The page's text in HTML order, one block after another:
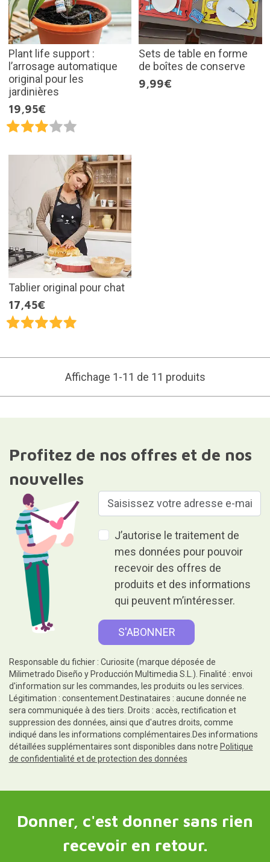
Plant life support :
l’arrosage automatique
original pour les
jardinières
19,95€
Sets de table en forme
de boîtes de conserve
9,99€
Tablier original pour chat
17,45€
Affichage 1-11 de 11 produits
Profitez de nos offres et de nos
nouvelles
J’autorise le traitement de
mes données pour pouvoir
recevoir des offres de
produits et des informations
qui peuvent m’intéresser.
Responsable du fichier : Curiosite (marque déposée de
Milimetrado Diseño y Producción Multimedia S.L.). Finalité : envoi
d'information sur les commandes, les produits ou les services.
Légitimation : consentement.Destinataires : aucune donnée ne
sera communiquée à des tiers. Droits : accès, rectification et
suppression des données, ainsi que d'autres droits, comme
indiqué dans les informations complémentaires.Des informations
détaillées supplémentaires sont disponibles dans notre Politique
de confidentialité et de protection des données
Donner, c'est donner sans rien
recevoir en retour.